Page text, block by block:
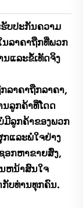
ຮັບປະກັນຄວາມ
ນລາຄາຖືກທີ່ພວກ
ນແລະຂໍ້ເທັດຈິງ
ລາຄາຖືກລາຄາ,
ນລູກຄ້າທີ່ໂດດ
ມີລູກຄ້າຂອງພວກ
ແລະພໍໃຈຢ່າງ
ອກຫາຂາຍສົ່ງ,
ຫນ້າສົນໃຈ
ກັບທ່ານທຸກຄົນ.